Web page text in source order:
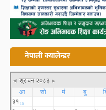
नेपाली क्यालेन्डर